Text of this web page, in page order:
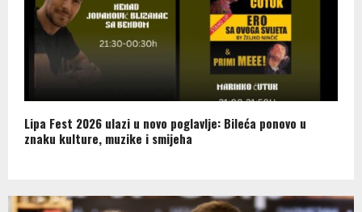
Lipa Fest 2026 ulazi u novo poglavlje: Bileća ponovo u
znaku kulture, muzike i smijeha